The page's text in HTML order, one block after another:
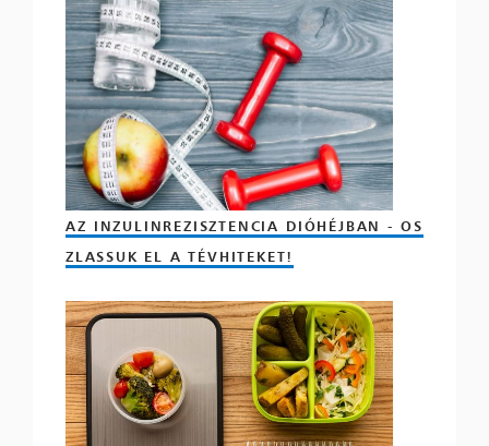
AZ INZULINREZISZTENCIA DIÓHÉJBAN - OS
ZLASSUK EL A TÉVHITEKET!